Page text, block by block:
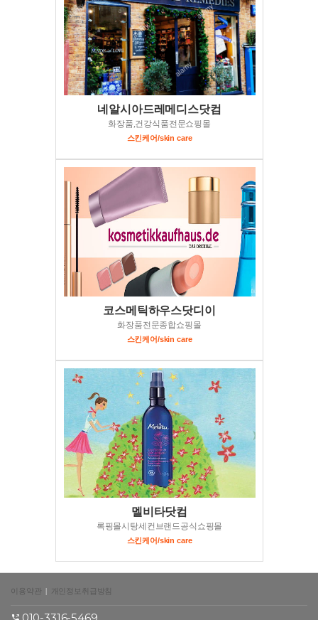
네알시아드레메디스닷컴
화장품,건강식품전문쇼핑몰
스킨케어/skin care
코스메틱하우스닷디이
화장품전문종합쇼핑몰
스킨케어/skin care
멜비타닷컴
록핑몰시탕세컨브랜드공식쇼핑몰
스킨케어/skin care
이용약관 | 개인정보취급방침